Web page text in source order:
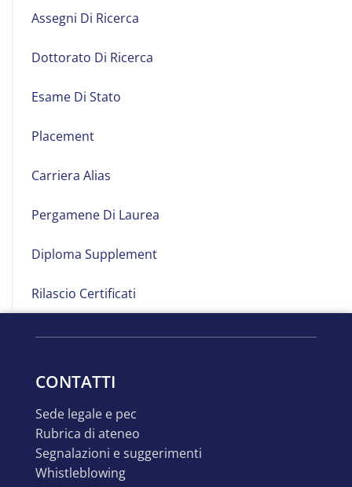
Assegni Di Ricerca
Dottorato Di Ricerca
Esame Di Stato
Placement
Carriera Alias
Pergamene Di Laurea
Diploma Supplement
Rilascio Certificati
CONTATTI
sede legale e pec
rubrica di ateneo
segnalazioni e suggerimenti
whistleblowing